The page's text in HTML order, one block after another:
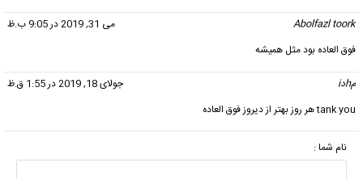
Abolfazl toork
می 31, 2019 در 9:05 ب.ظ
فوق العاده بود مثل همیشه
مhدi
جولای 18, 2019 در 1:55 ق.ظ
tank you هر روز بهتر از دیروز فوق العاده
نام شما :